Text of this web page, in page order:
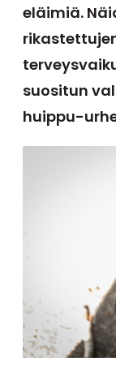
eläimiä.
suositun
huippu-